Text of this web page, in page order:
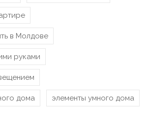
в Молдове
руками
дома элементы умного дома